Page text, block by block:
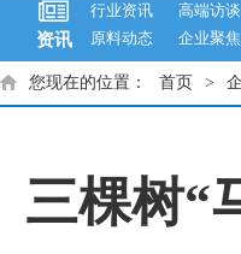
资讯
行业资讯
高端访谈
原料动态
企业聚焦
您现在的位置： 首页 >
三棵树“